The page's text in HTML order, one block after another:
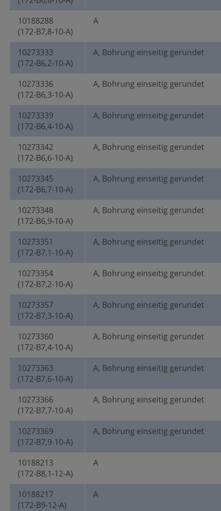
10188288
(172-B7,8-10-A)
A
10273333
(172-B6,2-10-A)
A, Bohrung einseitig gerundet
10273336
(172-B6,3-10-A)
A, Bohrung einseitig gerundet
10273339
(172-B6,4-10-A)
A, Bohrung einseitig gerundet
10273342
(172-B6,6-10-A)
A, Bohrung einseitig gerundet
10273345
(172-B6,7-10-A)
A, Bohrung einseitig gerundet
10273348
(172-B6,9-10-A)
A, Bohrung einseitig gerundet
10273351
(172-B7,1-10-A)
A, Bohrung einseitig gerundet
10273354
(172-B7,2-10-A)
A, Bohrung einseitig gerundet
10273357
(172-B7,3-10-A)
A, Bohrung einseitig gerundet
10273360
(172-B7,4-10-A)
A, Bohrung einseitig gerundet
10273363
(172-B7,6-10-A)
A, Bohrung einseitig gerundet
10273366
(172-B7,7-10-A)
A, Bohrung einseitig gerundet
10273369
(172-B7,9-10-A)
A, Bohrung einseitig gerundet
10188213
(172-B8,1-12-A)
A
10188217
(172-B9-12-A)
A